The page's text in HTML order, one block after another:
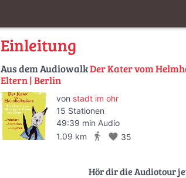
Einleitung
Aus dem AudiowalkDer Kater vom
Eltern | Berlin
von stadt im ohr
15 Stationen
49:39 min Audio
1.09 km
directions_walk favorite 35
Hör dir die Audiotour